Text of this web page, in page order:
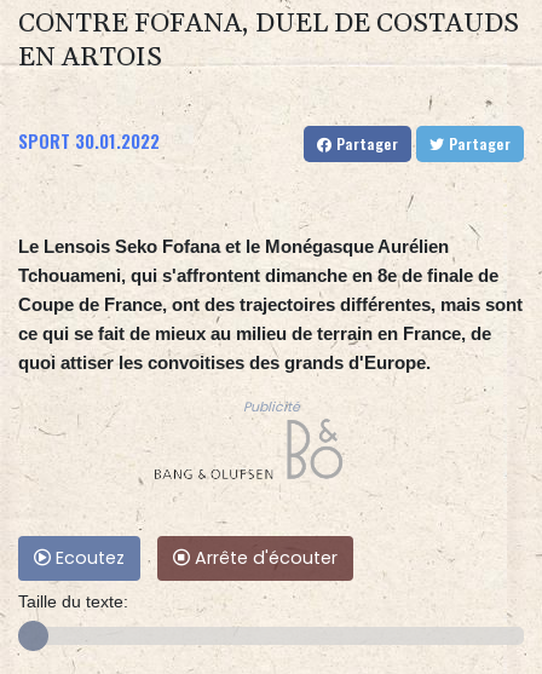
CONTRE FOFANA, DUEL DE COSTAUDS
EN ARTOIS
SPORT 30.01.2022 Partager Partager
Le Lensois Seko Fofana et le Monégasque Aurélien
Tchouameni, qui s'affrontent dimanche en 8e de finale de
Coupe de France, ont des trajectoires différentes, mais sont
ce qui se fait de mieux au milieu de terrain en France, de
quoi attiser les convoitises des grands d'Europe.
Publicité
Ecoutez Arrête d'écouter
Taille du texte: